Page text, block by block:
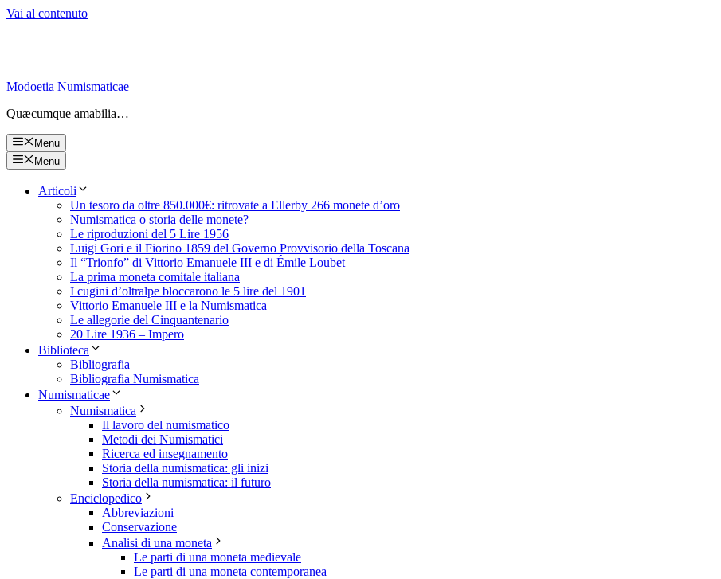
Vai al contenuto
Modoetia Numismaticae
Quæcumque amabilia…
Menu
Menu
Articoli
Un tesoro da oltre 850.000€: ritrovate a Ellerby 266 monete d’oro
Numismatica o storia delle monete?
Le riproduzioni del 5 Lire 1956
Luigi Gori e il Fiorino 1859 del Governo Provvisorio della Toscana
Il “Trionfo” di Vittorio Emanuele III e di Émile Loubet
La prima moneta comitale italiana
I cugini d’oltralpe bloccarono le 5 lire del 1901
Vittorio Emanuele III e la Numismatica
Le allegorie del Cinquantenario
20 Lire 1936 – Impero
Biblioteca
Bibliografia
Bibliografia Numismatica
Numismaticae
Numismatica
Il lavoro del numismatico
Metodi dei Numismatici
Ricerca ed insegnamento
Storia della numismatica: gli inizi
Storia della numismatica: il futuro
Enciclopedico
Abbreviazioni
Conservazione
Analisi di una moneta
Le parti di una moneta medievale
Le parti di una moneta contemporanea